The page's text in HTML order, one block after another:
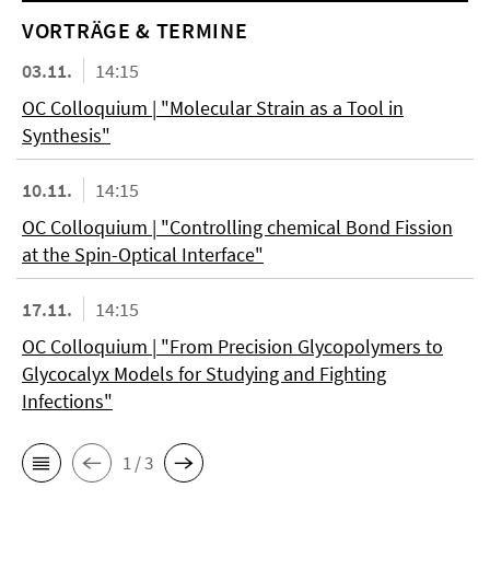
VORTRÄGE & TERMINE
03.11.
14:15
OC Colloquium | "Molecular Strain as a Tool in
Synthesis"
10.11.
14:15
OC Colloquium | "Controlling chemical Bond Fission
at the Spin-Optical Interface"
17.11.
14:15
OC Colloquium | "From Precision Glycopolymers to
Glycocalyx Models for Studying and Fighting
Infections"
1 / 3